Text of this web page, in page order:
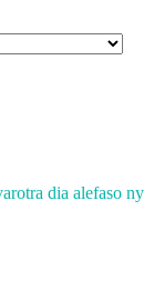
dia alefaso ny